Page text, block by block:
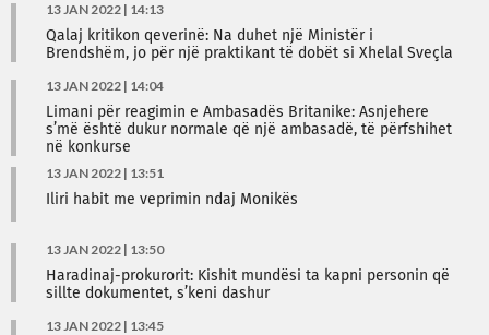
13 JAN 2022 | 14:13
Qalaj kritikon qeverinë: Na duhet një Ministër i
Brendshëm, jo për një praktikant të dobët si Xhelal Sveçla
13 JAN 2022 | 14:04
Limani për reagimin e Ambasadës Britanike: Asnjehere
s’më është dukur normale që një ambasadë, të përfshihet
në konkurse
13 JAN 2022 | 13:51
Iliri habit me veprimin ndaj Monikës
13 JAN 2022 | 13:50
Haradinaj-prokurorit: Kishit mundësi ta kapni personin që
sillte dokumentet, s’keni dashur
13 JAN 2022 | 13:45